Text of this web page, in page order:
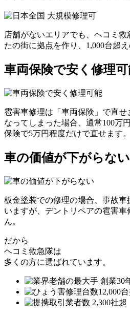
店舗がないエリアでも、ヘコミ
たの街に拠点を作り、1,000台超
車両保険で安く修理
雹害車修理は「車両保険」で直
なってしまった場合、通常100万
保険で5万円程度だけで直せます。
車の価値が下がらない
板金塗装での修理の場合、事故車
いますが、デントリペアの雹害
ん。
だから
ヘコミ救急隊は
多くの方に選ばれています。